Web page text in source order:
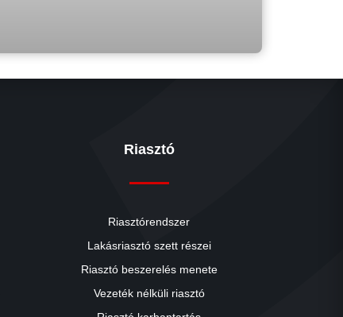
Riasztó
Riasztórendszer
Lakásriasztó szett részei
Riasztó beszerelés menete
Vezeték nélküli riasztó